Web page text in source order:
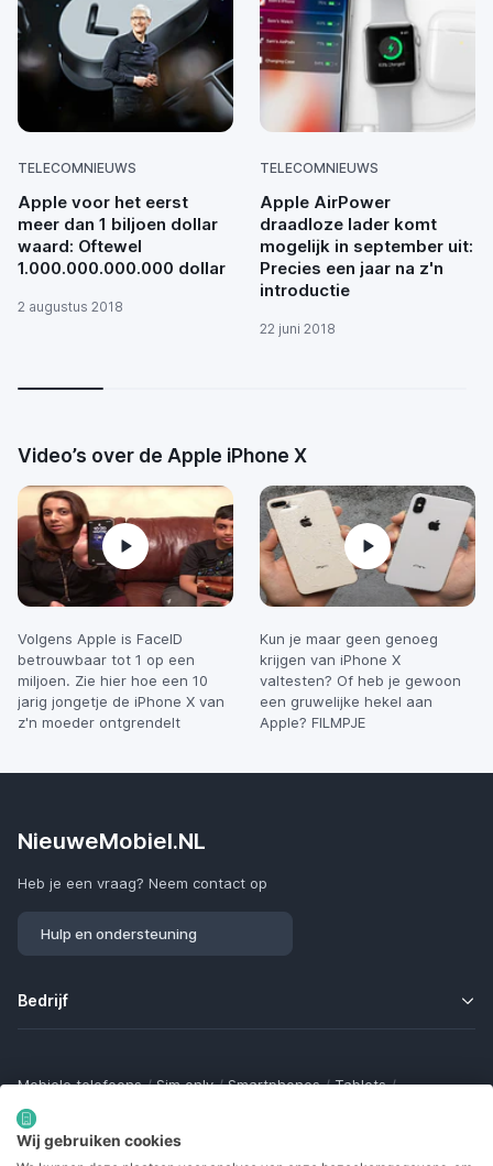
TELECOMNIEUWS
Apple voor het eerst
meer dan 1 biljoen dollar
waard: Oftewel
1.000.000.000.000 dollar
2 augustus 2018
TELECOMNIEUWS
Apple AirPower
draadloze lader komt
mogelijk in september uit:
Precies een jaar na z'n
introductie
22 juni 2018
Video’s over de Apple iPhone X
Volgens Apple is FaceID
betrouwbaar tot 1 op een
miljoen. Zie hier hoe een 10
jarig jongetje de iPhone X van
z'n moeder ontgrendelt
Kun je maar geen genoeg
krijgen van iPhone X
valtesten? Of heb je gewoon
een gruwelijke hekel aan
Apple? FILMPJE
NieuweMobiel.NL
Heb je een vraag? Neem contact op
Hulp en ondersteuning
Bedrijf
Mobiele telefoons / Sim only / Smartphones / Tablets /
Smartwatches
Bluetooth trackers / Opladers
Samsung Galaxy
Wij gebruiken cookies